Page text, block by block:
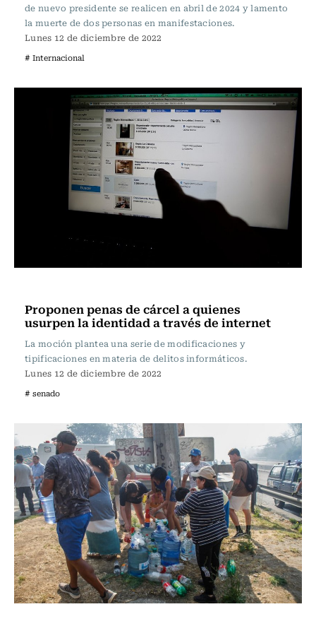
de nuevo presidente se realicen en abril de 2024 y lamento
la muerte de dos personas en manifestaciones.
Lunes 12 de diciembre de 2022
# Internacional
Proponen penas de cárcel a quienes
usurpen la identidad a través de internet
La moción plantea una serie de modificaciones y
tipificaciones en materia de delitos informáticos.
Lunes 12 de diciembre de 2022
# senado